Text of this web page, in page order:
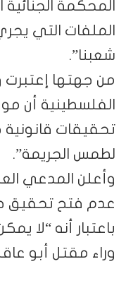
المحكمة
الملفات التي
شعبنا”.
من جهتها إعتبرت
الفلسطينية أن
تحقيقات قانونية
لطمس الجريمة”.
وأعلن المدعي
عدم فتح تحقيق
باعتبار أنه “لا
وراء مقتل أبو